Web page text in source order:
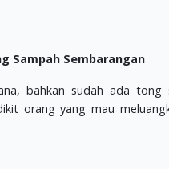
Sampah Sembarangan
bahkan sudah ada
orang yang mau